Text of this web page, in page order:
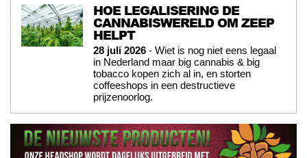
HOE LEGALISERING DE
CANNABISWERELD OM ZEEP
HELPT
28 juli 2026 - Wiet is nog niet eens legaal
in Nederland maar big cannabis & big
tobacco kopen zich al in, en storten
coffeeshops in een destructieve
prijzenoorlog.